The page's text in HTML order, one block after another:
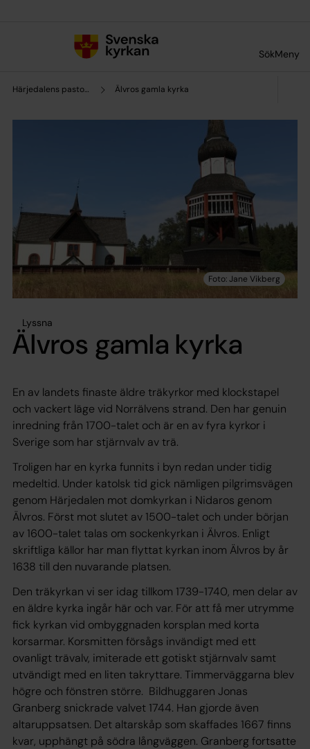
SökMeny
Härjedalens pastorat Älvros gamla kyrka
Lyssna
Älvros gamla kyrka
En av landets finaste äldre träkyrkor med klockstapel
och vackert läge vid Norrälvens strand. Den har genuin
inredning från 1700-talet och är en av fyra kyrkor i
Sverige som har stjärnvalv av trä.
Troligen har en kyrka funnits i byn redan under tidig
medeltid. Under katolsk tid gick nämligen pilgrimsvägen
genom Härjedalen mot domkyrkan i Nidaros genom
Älvros. Först mot slutet av 1500-talet och under början
av 1600-talet talas om sockenkyrkan i Älvros. Enligt
skriftliga källor har man flyttat kyrkan inom Älvros by år
1638 till den nuvarande platsen.
Den träkyrkan vi ser idag tillkom 1739-1740, men delar av
en äldre kyrka ingår här och var. För att få mer utrymme
fick kyrkan vid ombyggnaden korsplan med korta
korsarmar. Korsmitten försågs invändigt med ett
ovanligt trävalv, imiterade ett gotiskt stjärnvalv samt
utvändigt med en liten takryttare. Timmerväggarna blev
högre och fönstren större. Bildhuggaren Jonas
Granberg snickrade valvet 1744. Han gjorde även
altaruppsatsen. Det altarskåp som skaffades 1667 finns
kvar, upphängt på södra långväggen. Granberg fortsatte